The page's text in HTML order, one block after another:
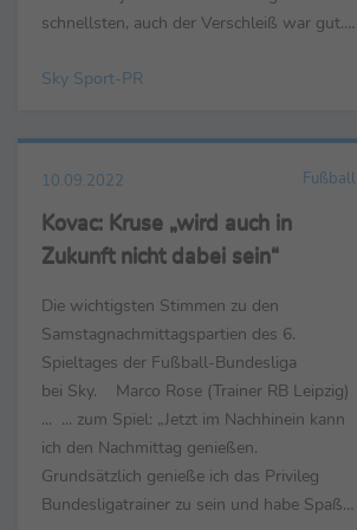
schnellsten, auch der Verschleiß war gut.
das Safety Car, leider kam es zu keinem
Tag.“ ... zur Aufholjagd in den ersten
Sky Sport-PR
10.09.2022 Fußball
Kovac: Kruse „wird auch in
Zukunft nicht dabei sein“
Die wichtigsten Stimmen zu den
Samstagnachmittagspartien des 6.
Spieltages der Fußball-Bundesliga
bei Sky. Marco Rose (Trainer RB Leipzig)
... ... zum Spiel: „Jetzt im Nachhinein kann
ich den Nachmittag genießen.
Grundsätzlich genieße ich das Privileg
Bundesligatrainer zu sein und habe Spaß